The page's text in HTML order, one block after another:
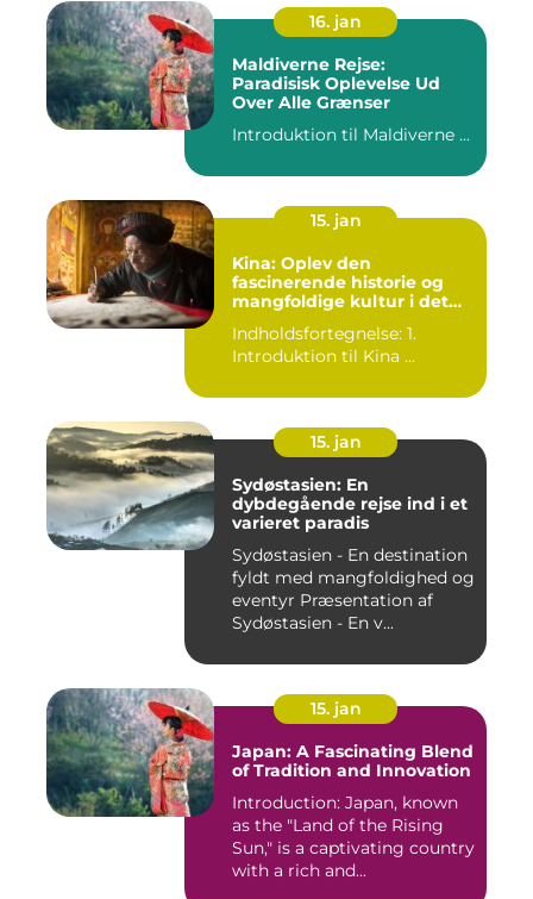
16. jan
Maldiverne Rejse:
Paradisisk Oplevelse Ud
Over Alle Grænser
Introduktion til Maldiverne ...
15. jan
Kina: Oplev den
fascinerende historie og
mangfoldige kultur i det
Indholdsfortegnelse: 1.
Introduktion til Kina ...
15. jan
Sydøstasien: En
dybdegående rejse ind i et
varieret paradis
Sydøstasien - En destination
fyldt med mangfoldighed og
eventyr Præsentation af
Sydøstasien - En v...
15. jan
Japan: A Fascinating Blend
of Tradition and Innovation
Introduction: Japan, known
as the "Land of the Rising
Sun," is a captivating country
with a rich and...